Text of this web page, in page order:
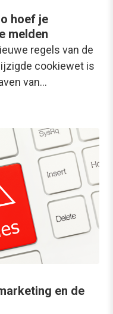
hoef je
melden
regels van de
cookiewet is
van…
en de